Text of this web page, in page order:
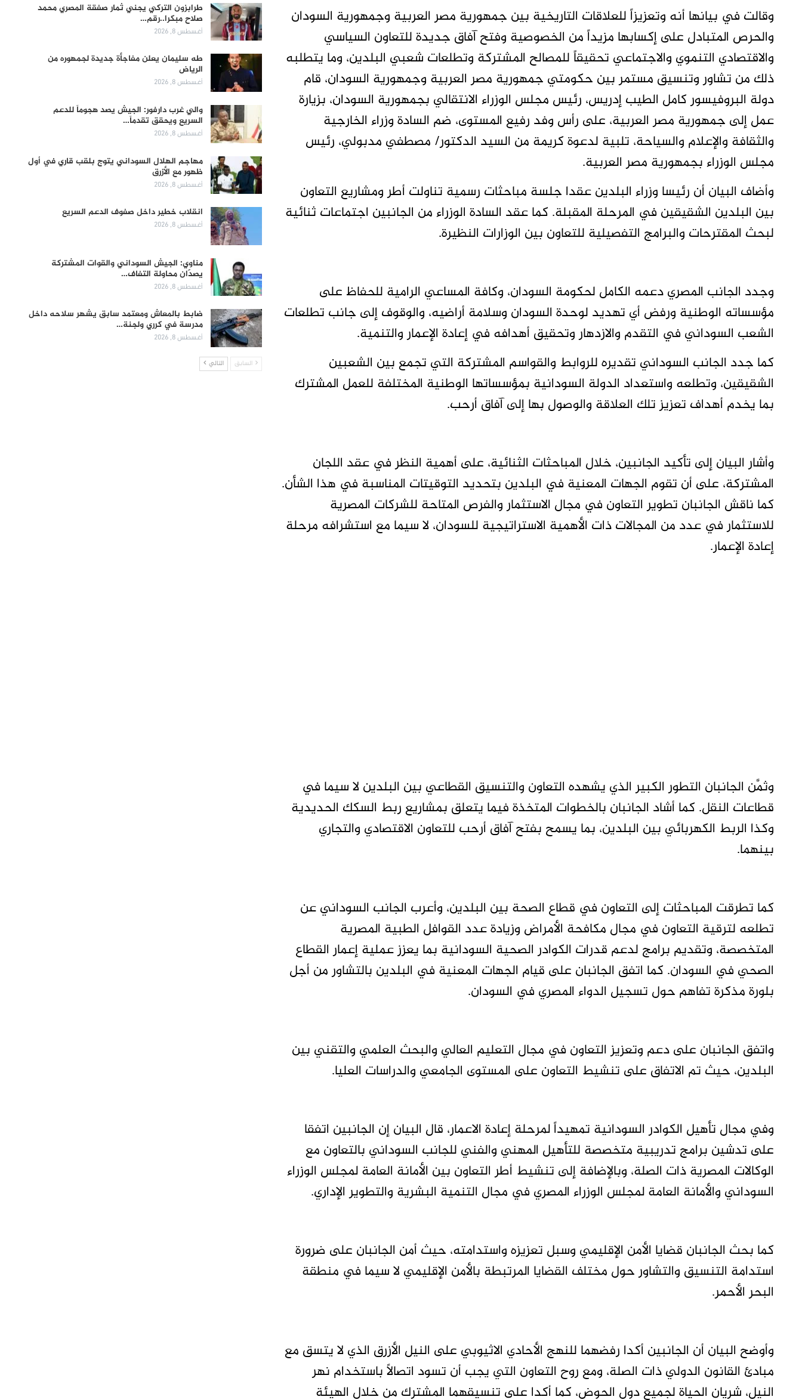
وقالت في بيانها أنه وتعزيزاً للعلاقات التاريخية بين جمهورية مصر العربية وجمهورية السودان
والحرص المتبادل على إكسابها مزيداً من الخصوصية وفتح آفاق جديدة للتعاون السياسي
والاقتصادي التنموي والاجتماعي تحقيقاً للمصالح المشتركة وتطلعات شعبي البلدين، وما يتطلبه
ذلك من تشاور وتنسيق مستمر بين حكومتي جمهورية مصر العربية وجمهورية السودان، قام
دولة البروفيسور كامل الطيب إدريس، رئيس مجلس الوزراء الانتقالي بجمهورية السودان، بزيارة
عمل إلى جمهورية مصر العربية، على رأس وفد رفيع المستوى، ضم السادة وزراء الخارجية
والثقافة والإعلام والسياحة، تلبية لدعوة كريمة من السيد الدكتور/ مصطفي مدبولي، رئيس
مجلس الوزراء بجمهورية مصر العربية.
وأضاف البيان أن رئيسا وزراء البلدين عقدا جلسة مباحثات رسمية تناولت أطر ومشاريع التعاون
بين البلدين الشقيقين في المرحلة المقبلة. كما عقد السادة الوزراء من الجانبين اجتماعات ثنائية
لبحث المقترحات والبرامج التفصيلية للتعاون بين الوزارات النظيرة.
وجدد الجانب المصري دعمه الكامل لحكومة السودان، وكافة المساعي الرامية للحفاظ على
مؤسساته الوطنية ورفض أي تهديد لوحدة السودان وسلامة أراضيه، والوقوف إلى جانب تطلعات
الشعب السوداني في التقدم والازدهار وتحقيق أهدافه في إعادة الإعمار والتنمية.
كما جدد الجانب السوداني تقديره للروابط والقواسم المشتركة التي تجمع بين الشعبين
الشقيقين، وتطلعه واستعداد الدولة السودانية بمؤسساتها الوطنية المختلفة للعمل المشترك
بما يخدم أهداف تعزيز تلك العلاقة والوصول بها إلى آفاق أرحب.
وأشار البيان إلى تأكيد الجانبين، خلال المباحثات الثنائية، على أهمية النظر في عقد اللجان
المشتركة، على أن تقوم الجهات المعنية في البلدين بتحديد التوقيتات المناسبة في هذا الشأن.
كما ناقش الجانبان تطوير التعاون في مجال الاستثمار والفرص المتاحة للشركات المصرية
للاستثمار في عدد من المجالات ذات الأهمية الاستراتيجية للسودان، لا سيما مع استشرافه مرحلة
إعادة الإعمار.
وثمَّن الجانبان التطور الكبير الذي يشهده التعاون والتنسيق القطاعي بين البلدين لا سيما في
قطاعات النقل. كما أشاد الجانبان بالخطوات المتخذة فيما يتعلق بمشاريع ربط السكك الحديدية
وكذا الربط الكهربائي بين البلدين، بما يسمح بفتح آفاق أرحب للتعاون الاقتصادي والتجاري
بينهما.
كما تطرقت المباحثات إلى التعاون في قطاع الصحة بين البلدين، وأعرب الجانب السوداني عن
تطلعه لترقية التعاون في مجال مكافحة الأمراض وزيادة عدد القوافل الطبية المصرية
المتخصصة، وتقديم برامج لدعم قدرات الكوادر الصحية السودانية بما يعزز عملية إعمار القطاع
الصحي في السودان. كما اتفق الجانبان على قيام الجهات المعنية في البلدين بالتشاور من أجل
بلورة مذكرة تفاهم حول تسجيل الدواء المصري في السودان.
واتفق الجانبان على دعم وتعزيز التعاون في مجال التعليم العالي والبحث العلمي والتقني بين
البلدين، حيث تم الاتفاق على تنشيط التعاون على المستوى الجامعي والدراسات العليا.
وفي مجال تأهيل الكوادر السودانية تمهيداً لمرحلة إعادة الاعمار، قال البيان إن الجانبين اتفقا
على تدشين برامج تدريبية متخصصة للتأهيل المهني والفني للجانب السوداني بالتعاون مع
الوكالات المصرية ذات الصلة، وبالإضافة إلى تنشيط أطر التعاون بين الأمانة العامة لمجلس الوزراء
السوداني والأمانة العامة لمجلس الوزراء المصري في مجال التنمية البشرية والتطوير الإداري.
كما بحث الجانبان قضايا الأمن الإقليمي وسبل تعزيزه واستدامته، حيث أمن الجانبان على ضرورة
استدامة التنسيق والتشاور حول مختلف القضايا المرتبطة بالأمن الإقليمي لا سيما في منطقة
البحر الأحمر.
وأوضح البيان أن الجانبين أكدا رفضهما للنهج الأحادي الاثيوبي على النيل الأزرق الذي لا يتسق مع
مبادئ القانون الدولي ذات الصلة، ومع روح التعاون التي يجب أن تسود اتصالاً باستخدام نهر
النيل، شريان الحياة لجميع دول الحوض، كما أكدا على تنسيقهما المشترك من خلال الهيئة
طرابزون التركي يجني ثمار صفقة المصري محمد
صلاح مبكرا..رقم…
أغسطس 8, 2026
طه سليمان يعلن مفاجأة جديدة لجمهوره من
الرياض
أغسطس 8, 2026
والي غرب دارفور: الجيش يصد هجوماً للدعم
السريع ويحقق تقدماً…
أغسطس 8, 2026
مهاجم الهلال السوداني يتوج بلقب قاري في أول
ظهور مع الأزرق
أغسطس 8, 2026
انقلاب خطير داخل صفوف الدعم السريع
أغسطس 8, 2026
مناوي: الجيش السوداني والقوات المشتركة
يصدّان محاولة التفاف…
أغسطس 8, 2026
ضابط بالمعاش ومعتمد سابق يشهر سلاحه داخل
مدرسة في كرري ولجنة…
أغسطس 8, 2026
السابق التالي